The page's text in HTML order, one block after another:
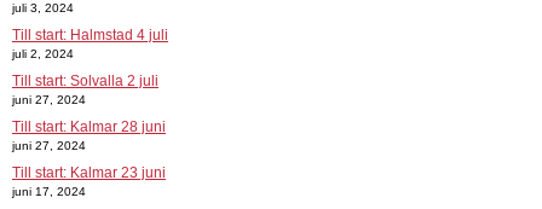
juli 3, 2024
Till start: Halmstad 4 juli
juli 2, 2024
Till start: Solvalla 2 juli
juni 27, 2024
Till start: Kalmar 28 juni
juni 27, 2024
Till start: Kalmar 23 juni
juni 17, 2024